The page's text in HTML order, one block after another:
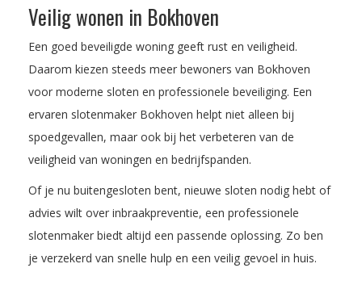
Veilig wonen in Bokhoven
Een goed beveiligde woning geeft rust en veiligheid.
Daarom kiezen steeds meer bewoners van Bokhoven
voor moderne sloten en professionele beveiliging. Een
ervaren slotenmaker Bokhoven helpt niet alleen bij
spoedgevallen, maar ook bij het verbeteren van de
veiligheid van woningen en bedrijfspanden.
Of je nu buitengesloten bent, nieuwe sloten nodig hebt of
advies wilt over inbraakpreventie, een professionele
slotenmaker biedt altijd een passende oplossing. Zo ben
je verzekerd van snelle hulp en een veilig gevoel in huis.